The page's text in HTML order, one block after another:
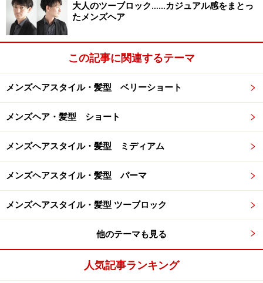
長さを残した刈り上げのツーブロックベース。サイドか
らバックまで刈り上げているので、シルエットがコンパ
クトになりパーマの動きが引き立つ仕上がりに。レッド
系のカラーで刈り上げをモードに昇華させています。
サイドを大胆に刈り込んだハード系ツーブロック
男の刈り上げスタイル
ツーブロックとパーマのコラボスタイルです。ツーブロ
ックはこめかみ付近まで大胆に刈り込み、パーマはやや
バックに固めることで、かなり男っぽい印象に仕上がり
大人のツーブロック……カジュアル感をまとっ
たメンズヘア
この記事に関連するテーマ
メンズヘアスタイル・髪型 ベリーショート
メンズヘア・髪型 ショート
メンズヘアスタイル・髪型 ミディアム
メンズヘアスタイル・髪型 パーマ
メンズヘアスタイル・髪型 ツーブロック
他のテーマも見る
人気記事ランキング